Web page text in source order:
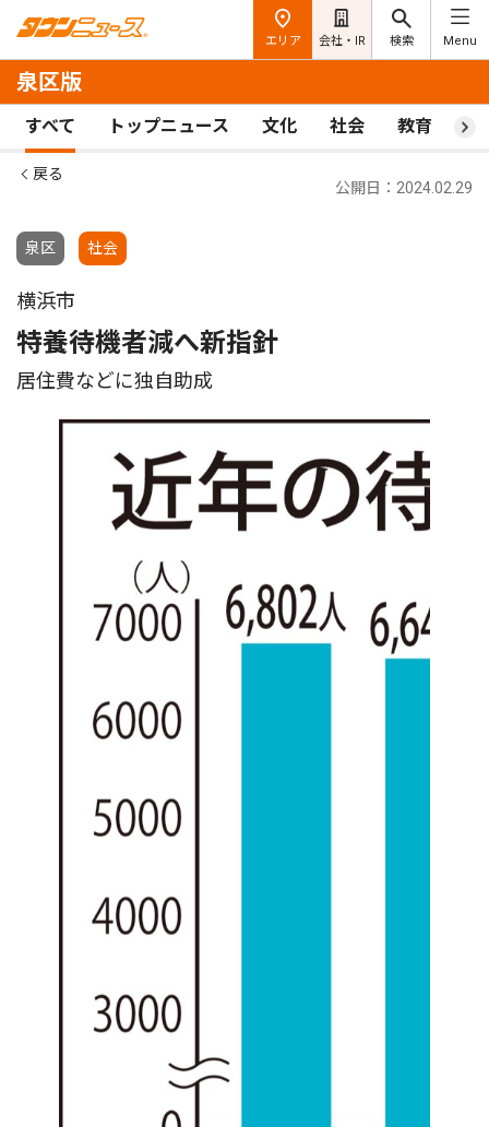
エリア 会社・IR 検索 Menu
泉区版
すべて トップニュース 文化 社会 教育 ス
戻る
泉区 社会
公開日：2024.02.29
横浜市
特養待機者減へ新指針
居住費などに独自助成